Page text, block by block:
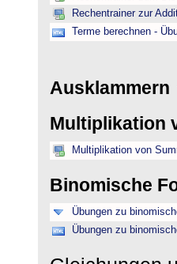
Rechentrainer zur
Terme berechnen -
Ausklammern
Multiplikation
Multiplikation von
Binomische
Übungen zu
Übungen zu